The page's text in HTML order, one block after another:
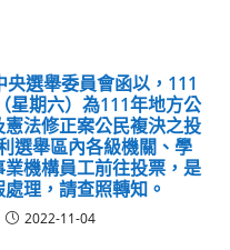
央選舉委員會函以，111
星期六）為111年地方公
法修正案公民複決之投
選舉區內各級機關、學
機構員工前往投票，是
處理，請查照轉知。
2022-11-04